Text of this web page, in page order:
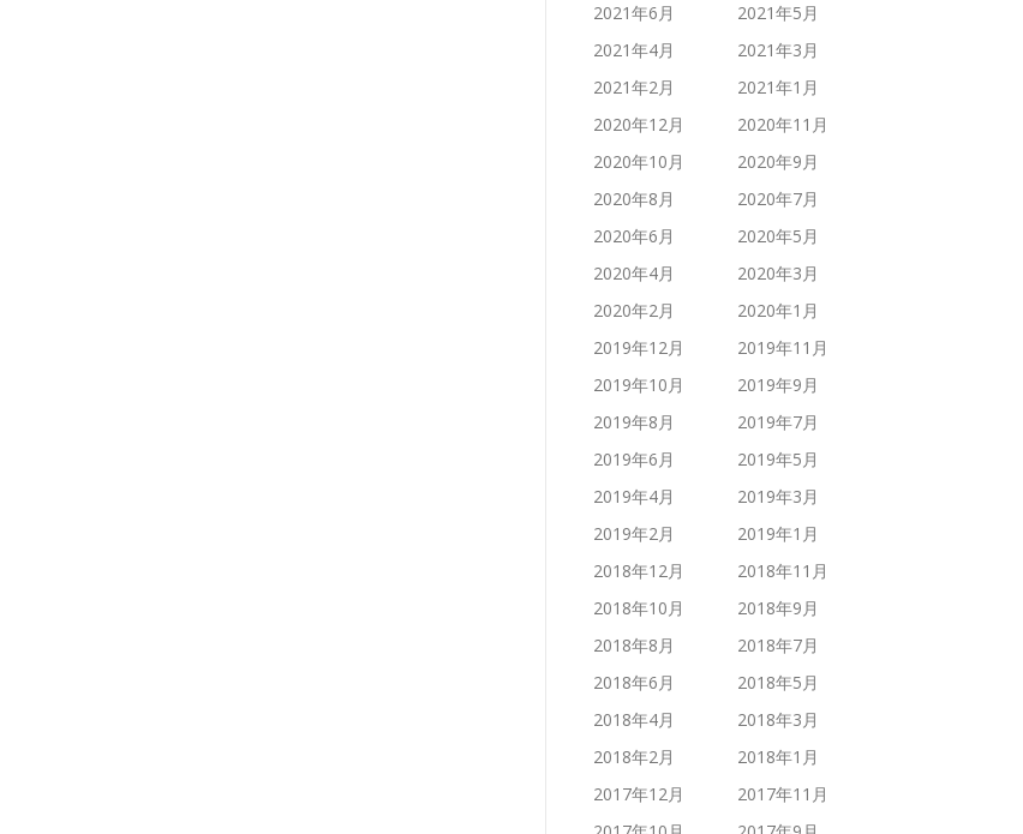
2021年6月
2021年5月
2021年4月
2021年3月
2021年2月
2021年1月
2020年12月
2020年11月
2020年10月
2020年9月
2020年8月
2020年7月
2020年6月
2020年5月
2020年4月
2020年3月
2020年2月
2020年1月
2019年12月
2019年11月
2019年10月
2019年9月
2019年8月
2019年7月
2019年6月
2019年5月
2019年4月
2019年3月
2019年2月
2019年1月
2018年12月
2018年11月
2018年10月
2018年9月
2018年8月
2018年7月
2018年6月
2018年5月
2018年4月
2018年3月
2018年2月
2018年1月
2017年12月
2017年11月